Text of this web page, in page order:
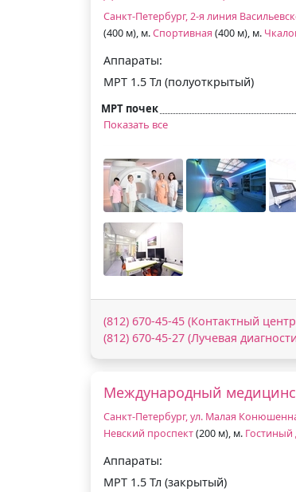
Санкт-Петербург, 2-я линия
(400 м), м.Спортивная (400 м), м.
Аппараты:
МРТ 1.5 Тл (полуоткрытый)
МРТ почек
Показать все
(812) 670-45-45 (Контактный
(812) 670-45-27 (Лучевая
Международный
Санкт-Петербург, ул. Малая
Невский проспект(200 м), м. Гостиный
Аппараты:
МРТ 1.5 Тл (закрытый)